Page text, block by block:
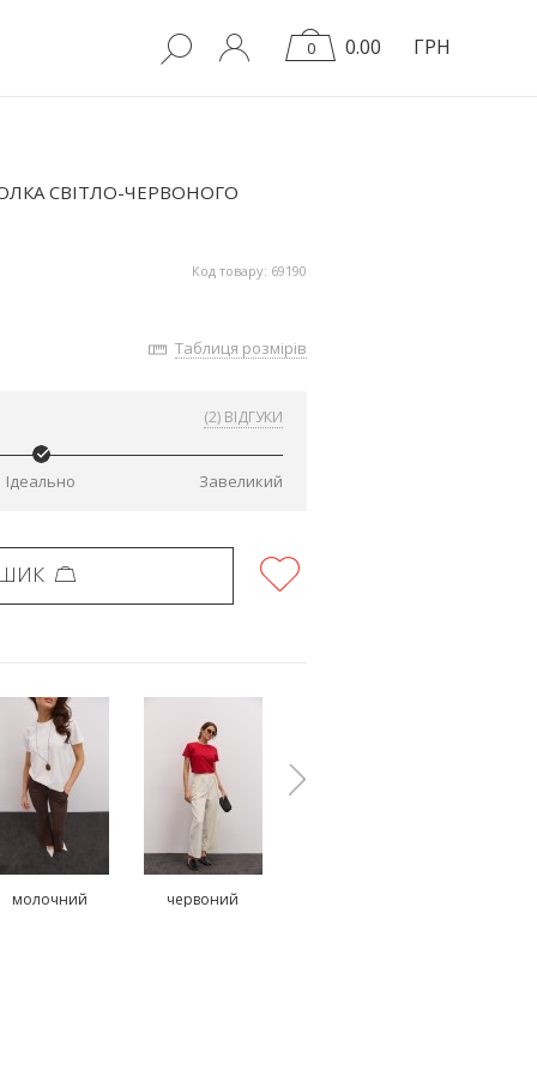
0 0.00 ГРН
СВІТЛО-ЧЕРВОНОГО
Код товару: 69190
Таблиця розмірів
(2) ВІДГУКИ
Ідеально Завеликий
молочний червоний